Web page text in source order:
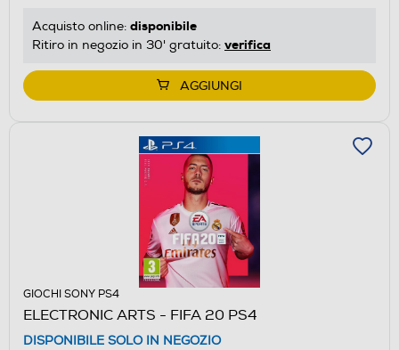
Acquisto online: disponibile
Ritiro in negozio in 30' gratuito: verifica
AGGIUNGI
GIOCHI SONY PS4
ELECTRONIC ARTS - FIFA 20 PS4
DISPONIBILE SOLO IN NEGOZIO